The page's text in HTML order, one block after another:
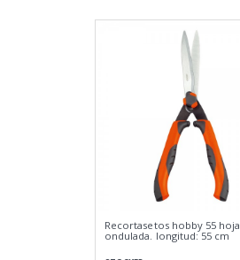
Recortasetos hobby 55 hoja
ondulada. longitud: 55 cm